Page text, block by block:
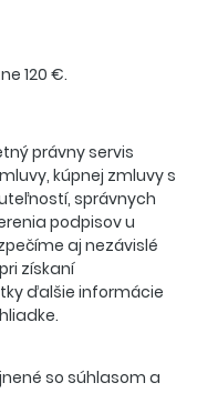
120 €.
právny servis
kúpnej zmluvy s
správnych
podpisov u
aj nezávislé
získaní
ďalšie informácie
so súhlasom a